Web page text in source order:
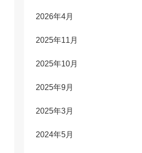
2026年4月
2025年11月
2025年10月
2025年9月
2025年3月
2024年5月